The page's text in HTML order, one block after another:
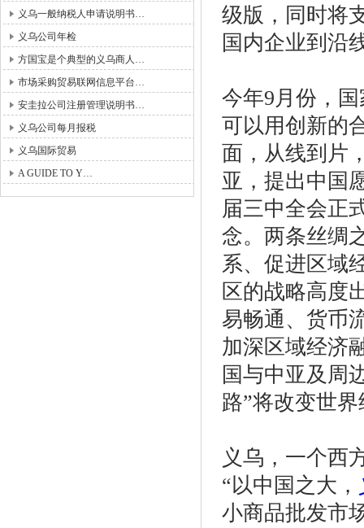
义乌一般纳税人申请说明书…
义乌公司年检
方国宝是个典型的义乌商人…
市场采购贸易联网信息平台…
安圭拉公司注册管理说明书…
义乌公司每月报税
义乌国际贸易
A GUIDE TO Y…
级版，同时将
国内企业到沿
今年9月份，
可以用创新的
面，从线到片
亚，提出中国
届三中全会正
念。两条丝绸
系、促进区域
区的战略高度
易畅通、货币
加深区域经济
国与中亚及周
路”将改变世
义乌，一个西
“以中国之大，
小商品批发市